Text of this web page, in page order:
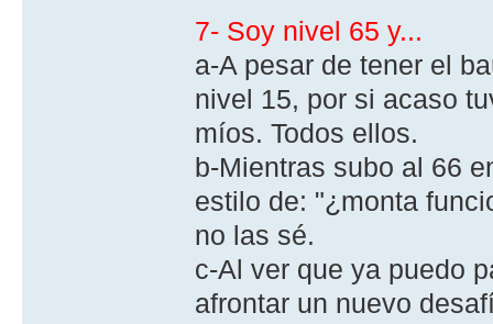
7- Soy nivel 65 y...
a-A pesar de tener el
nivel 15, por si acaso
míos. Todos ellos.
b-Mientras subo al 66
estilo de: "¿monta
no las sé.
c-Al ver que ya puedo
afrontar un nuevo